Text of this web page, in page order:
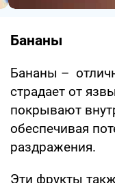
Бананы
Бананы –
страдает от
покрывают
обеспечивая
раздражения.
Эти фрукты